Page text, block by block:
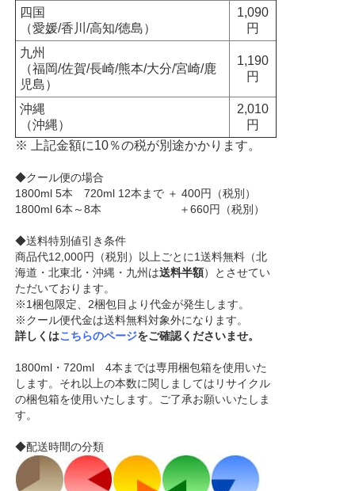
四国
（愛媛/香川/高知/徳島）
1,090
円
九州
（福岡/佐賀/長崎/熊本/大分/宮崎/鹿
児島）
1,190
円
沖縄
（沖縄）
2,010
円
※ 上記金額に10％の税が別途かかります。
◆クール便の場合
1800ml 5本 720ml 12本まで ＋ 400円（税別）
1800ml 6本～8本 ＋660円（税別）
◆送料特別値引き条件
商品代12,000円（税別）以上ごとに1送料無料（北
海道・北東北・沖縄・九州は送料半額）とさせてい
ただいております。
※1梱包限定、2梱包目より代金が発生します。
※クール便代金は送料無料対象外になります。
詳しくはこちらのページをご確認くださいませ。
1800ml・720ml 4本までは専用梱包箱を使用いた
します。それ以上の本数に関しましてはリサイクル
の梱包箱を使用いたします。ご了承お願いいたしま
す。
◆配送時間の分類